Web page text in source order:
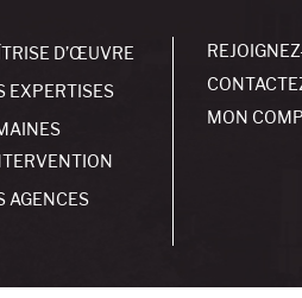
D’ŒUVRE
EXPERTISES
AGENCES
MON